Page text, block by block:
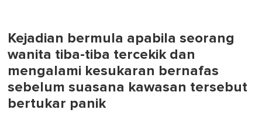
Kejadian bermula apabila seorang
wanita tiba-tiba tercekik dan
mengalami kesukaran bernafas
sebelum suasana kawasan tersebut
bertukar panik